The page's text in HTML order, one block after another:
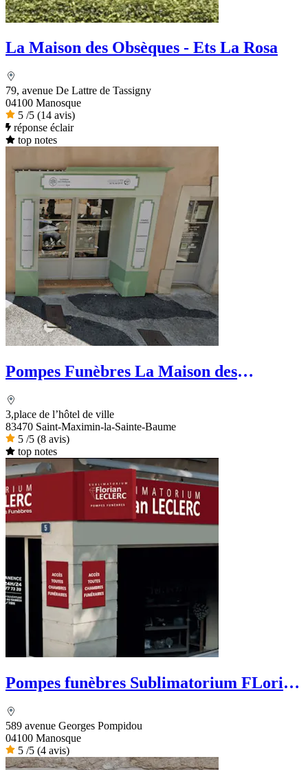
La Maison des Obsèques - Ets La Rosa
79, avenue De Lattre de Tassigny
04100 Manosque
5 /5 (14 avis)
réponse éclair
top notes
Pompes Funèbres La Maison des
3,place de l’hôtel de ville
83470 Saint-Maximin-la-Sainte-Baume
5 /5 (8 avis)
top notes
Pompes funèbres Sublimatorium FLorian
589 avenue Georges Pompidou
04100 Manosque
5 /5 (4 avis)